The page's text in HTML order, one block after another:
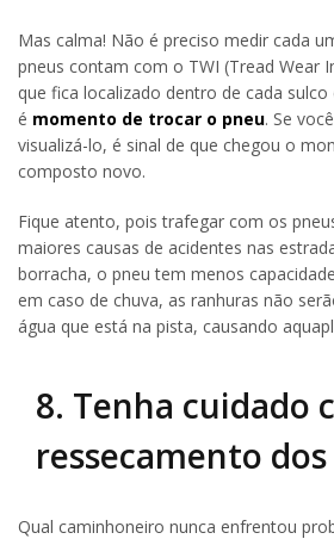
Mas calma! Não é preciso medir cada
pneus contam com o TWI (Tread Wear
que fica localizado dentro de cada
é momento de trocar o pneu. Se
visualizá-lo, é sinal de que chegou o
composto novo.
Fique atento, pois trafegar com os
maiores causas de acidentes nas
borracha, o pneu tem menos
em caso de chuva, as ranhuras não
água que está na pista, causando
8. Tenha cuidado
ressecamento
Qual caminhoneiro nunca enfrentou